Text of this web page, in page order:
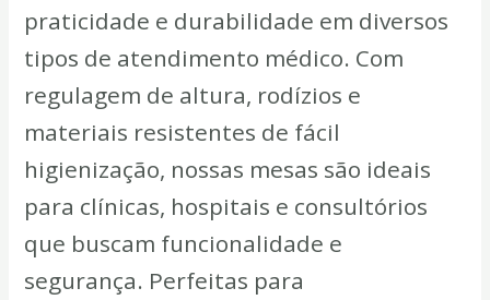
praticidade e durabilidade em diversos
tipos de atendimento médico. Com
regulagem de altura, rodízios e
materiais resistentes de fácil
higienização, nossas mesas são ideais
para clínicas, hospitais e consultórios
que buscam funcionalidade e
segurança. Perfeitas para